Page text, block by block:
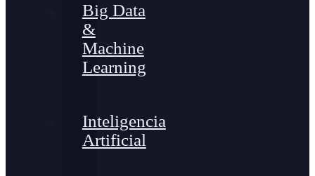
Big Data
&
Machine
Learning
Inteligencia
Artificial